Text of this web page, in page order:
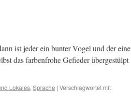
ist jeder ein bunter Vogel und der eine
das farbenfrohe Gefieder übergestülpt
Lokales, Sprache | Verschlagwortet mit